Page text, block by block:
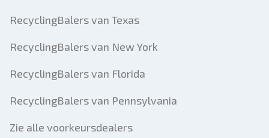
RecyclingBalers van Texas
RecyclingBalers van New York
RecyclingBalers van Florida
RecyclingBalers van Pennsylvania
Zie alle voorkeursdealers